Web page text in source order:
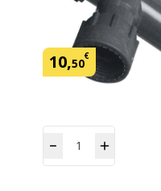
10,50€